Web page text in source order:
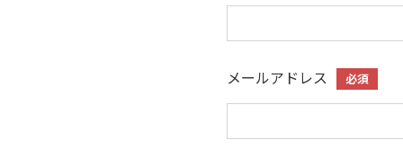
メールアドレス 必須